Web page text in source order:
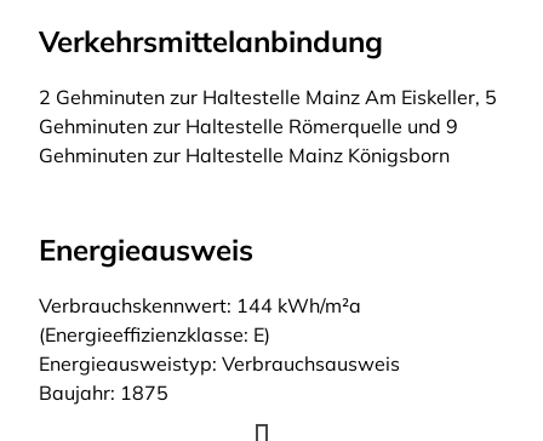
Verkehrsmittelanbindung
2 Gehminuten zur Haltestelle Mainz Am Eiskeller, 5
Gehminuten zur Haltestelle Römerquelle und 9
Gehminuten zur Haltestelle Mainz Königsborn
Energieausweis
Verbrauchskennwert: 144 kWh/m²a
(Energieeffizienzklasse: E)
Energieausweistyp: Verbrauchsausweis
Baujahr: 1875